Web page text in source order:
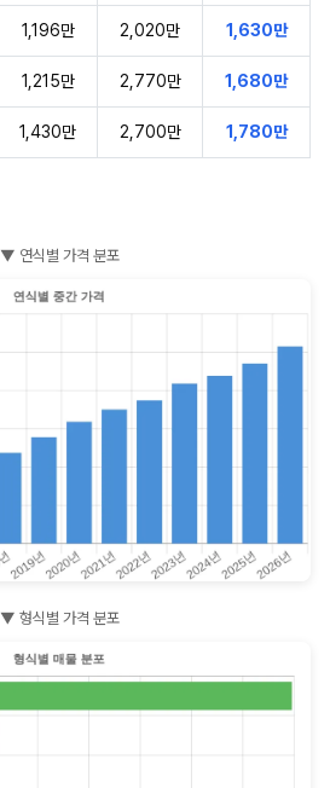
1,196만 2,020만 1,630만
1,215만 2,770만 1,680만
1,430만 2,700만 1,780만
▼ 연식별 가격 분포
▼ 형식별 가격 분포